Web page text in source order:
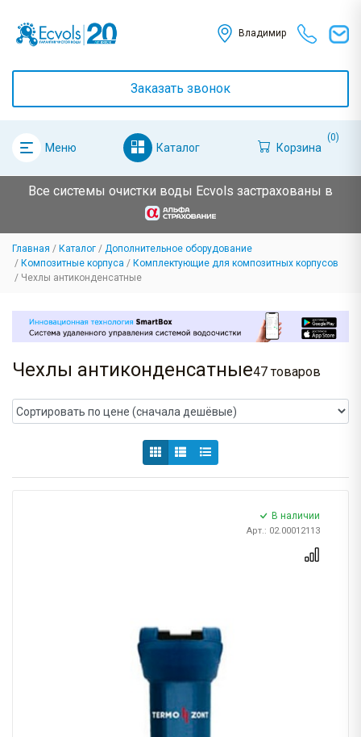
Владимир
Заказать звонок
Меню Каталог Корзина
(0)
Все системы очистки воды Ecvols застрахованы в
Главная Каталог
Дополнительное оборудование
Композитные корпуса
Комплектующие для композитных корпусов
Чехлы антиконденсатные
Чехлы антиконденсатные47 товаров
В наличии
Арт.: 02.00012113